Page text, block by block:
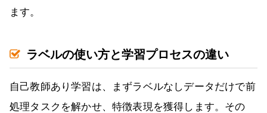
ます。
ラベルの使い方と学習プロセスの違い
自己教師あり学習は、まずラベルなしデータだけで前
処理タスクを解かせ、特徴表現を獲得します。その